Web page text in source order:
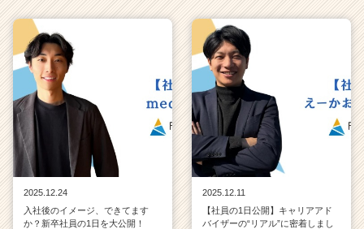
2025.12.24
入社後のイメージ、できてます
か？新卒社員の1日を大公開！
2025.12.11
【社員の1日公開】キャリアアド
バイザーの“リアル”に密着しまし